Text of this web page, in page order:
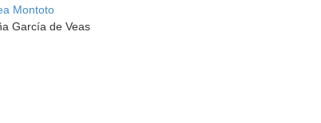
Montoto
García de Veas